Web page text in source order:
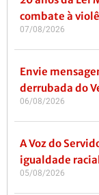
combate à
07/08/2026
Envie
derrubada do
06/08/2026
A Voz do
igualdade
05/08/2026